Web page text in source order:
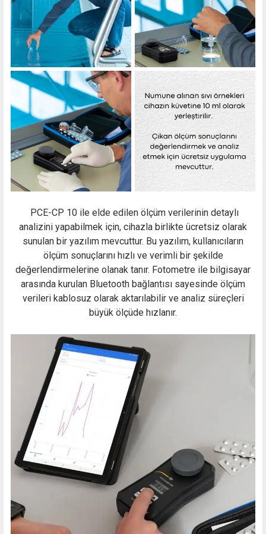
PCE-CP 10 ile elde edilen ölçüm verilerinin detaylı
analizini yapabilmek için, cihazla birlikte ücretsiz olarak
sunulan bir yazılım mevcuttur. Bu yazılım, kullanıcıların
ölçüm sonuçlarını hızlı ve verimli bir şekilde
değerlendirmelerine olanak tanır. Fotometre ile bilgisayar
arasında kurulan Bluetooth bağlantısı sayesinde ölçüm
verileri kablosuz olarak aktarılabilir ve analiz süreçleri
büyük ölçüde hızlanır.